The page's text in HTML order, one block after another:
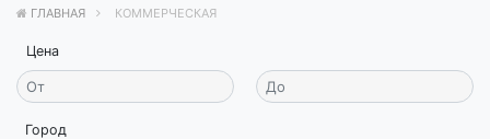
ГЛАВНАЯ КОММЕРЧЕСКАЯ
Цена
Город